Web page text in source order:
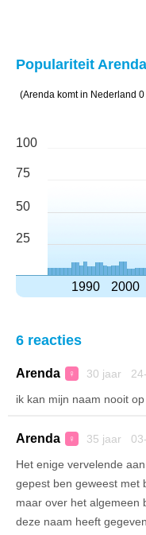
Populariteit
(Arenda komt in Nederland
100
75
50
25
1990 2000
6 reacties
Arenda ♀ 30 jaar
ik kan mijn naam nooit
Arenda ♀ 35 jaar
Het enige vervelende
gepest ben geweest met
maar over het algemeen
deze naam heeft gegeven.